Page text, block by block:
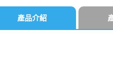
產品介紹